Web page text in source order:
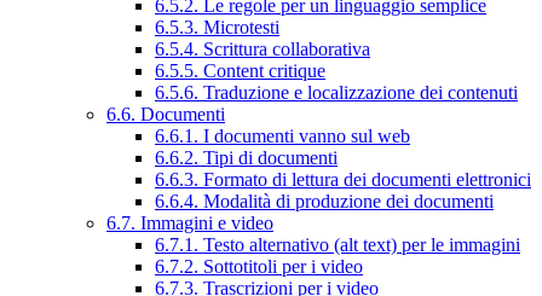
6.5.2. Le regole per un linguaggio semplice
6.5.3. Microtesti
6.5.4. Scrittura collaborativa
6.5.5. Content critique
6.5.6. Traduzione e localizzazione dei contenuti
6.6. Documenti
6.6.1. I documenti vanno sul web
6.6.2. Tipi di documenti
6.6.3. Formato di lettura dei documenti elettronici
6.6.4. Modalità di produzione dei documenti
6.7. Immagini e video
6.7.1. Testo alternativo (alt text) per le immagini
6.7.2. Sottotitoli per i video
6.7.3. Trascrizioni per i video